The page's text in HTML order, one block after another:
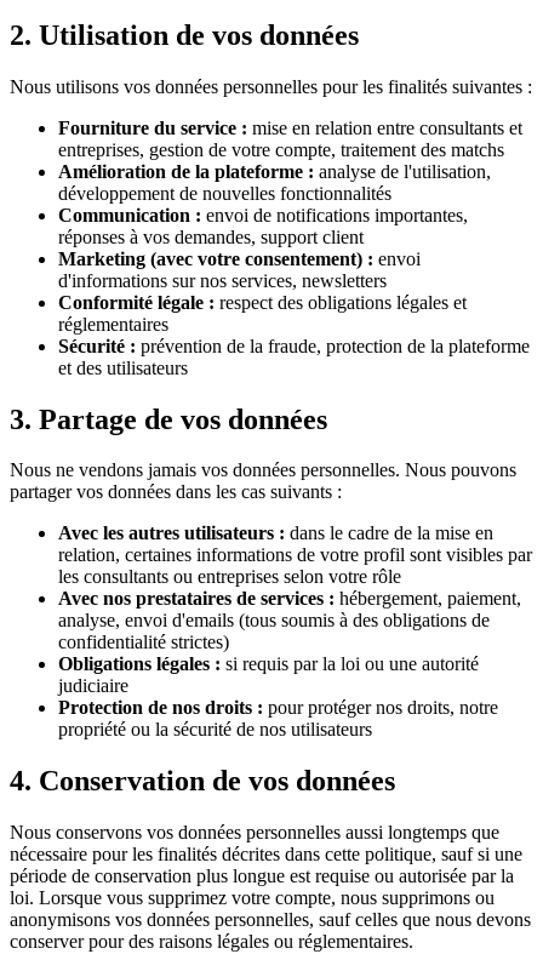
2. Utilisation de vos données
Nous utilisons vos données personnelles pour les finalités suivantes :
Fourniture du service : mise en relation entre consultants et
entreprises, gestion de votre compte, traitement des matchs
Amélioration de la plateforme : analyse de l'utilisation,
développement de nouvelles fonctionnalités
Communication : envoi de notifications importantes,
réponses à vos demandes, support client
Marketing (avec votre consentement) : envoi
d'informations sur nos services, newsletters
Conformité légale : respect des obligations légales et
réglementaires
Sécurité : prévention de la fraude, protection de la plateforme
et des utilisateurs
3. Partage de vos données
Nous ne vendons jamais vos données personnelles. Nous pouvons
partager vos données dans les cas suivants :
Avec les autres utilisateurs : dans le cadre de la mise en
relation, certaines informations de votre profil sont visibles par
les consultants ou entreprises selon votre rôle
Avec nos prestataires de services : hébergement, paiement,
analyse, envoi d'emails (tous soumis à des obligations de
confidentialité strictes)
Obligations légales : si requis par la loi ou une autorité
judiciaire
Protection de nos droits : pour protéger nos droits, notre
propriété ou la sécurité de nos utilisateurs
4. Conservation de vos données
Nous conservons vos données personnelles aussi longtemps que
nécessaire pour les finalités décrites dans cette politique, sauf si une
période de conservation plus longue est requise ou autorisée par la
loi. Lorsque vous supprimez votre compte, nous supprimons ou
anonymisons vos données personnelles, sauf celles que nous devons
conserver pour des raisons légales ou réglementaires.